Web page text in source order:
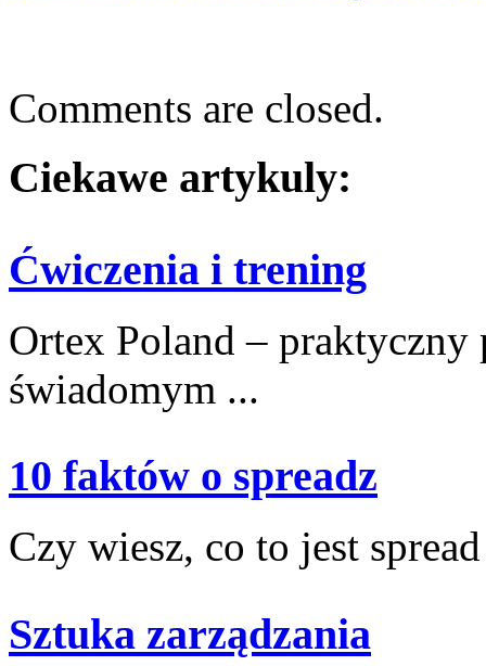
Comments are closed.
Ciekawe artykuly:
Ćwiczenia i trening
Ortex Poland –
świadomym ...
10 faktów o spreadz
Czy wiesz, co‍ to jest
Sztuka zarządzania